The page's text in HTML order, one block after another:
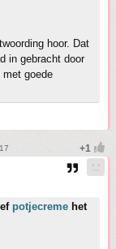
hoor. Dat
in gebracht door
goede
potjecreme het